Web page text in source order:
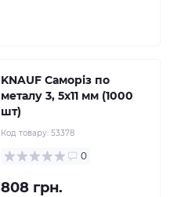
KNAUF Саморіз по
металу 3, 5x11 мм (1000
шт)
Код товару: 53378
0
808 грн.